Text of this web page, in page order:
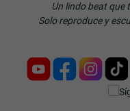
Un lindo beat que
Solo reproduce y